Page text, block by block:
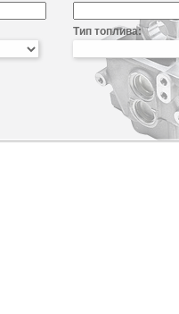
Тип топлива: